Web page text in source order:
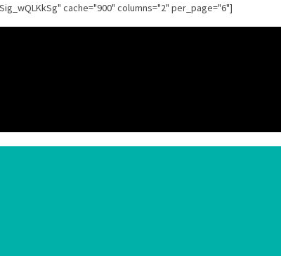
cache="900" columns="2" per_page="6"]